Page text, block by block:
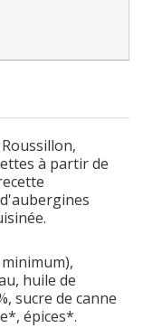
à partir de
huile de
sucre de canne
épices*.